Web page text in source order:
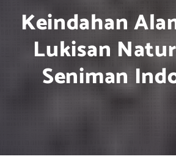
Keindahan
Lukisan
Seniman